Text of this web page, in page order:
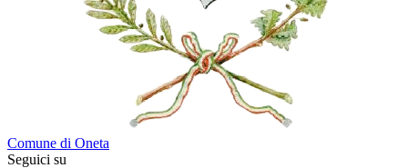
Comune di Oneta
Seguici su